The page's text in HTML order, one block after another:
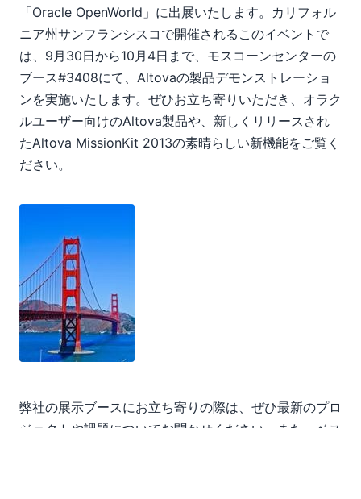
「Oracle OpenWorld」に出展いたします。カリフォル
ニア州サンフランシスコで開催されるこのイベントで
は、9月30日から10月4日まで、モスコーンセンターの
ブース#3408にて、Altovaの製品デモンストレーショ
ンを実施いたします。ぜひお立ち寄りいただき、オラク
ルユーザー向けのAltova製品や、新しくリリースされ
たAltova MissionKit 2013の素晴らしい新機能をご覧く
ださい。
弊社の展示ブースにお立ち寄りの際は、ぜひ最新のプロ
ジェクトや課題についてお聞かせください。また、ベス